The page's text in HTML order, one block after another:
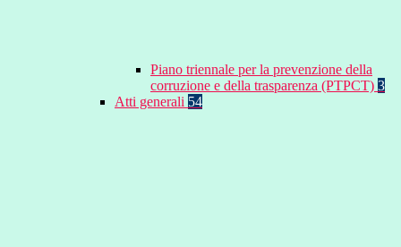
Piano triennale per la prevenzione della
corruzione e della trasparenza (PTPCT) 3
Atti generali 54